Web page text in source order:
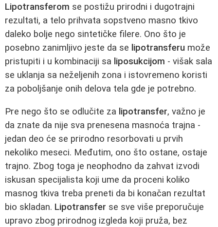
Lipotransferom se postižu prirodni i dugotrajni
rezultati, a telo prihvata sopstveno masno tkivo
daleko bolje nego sintetičke filere. Ono što je
posebno zanimljivo jeste da se lipotransferu može
pristupiti i u kombinaciji sa liposukcijom - višak sala
se uklanja sa neželjenih zona i istovremeno koristi
za poboljšanje onih delova tela gde je potrebno.
Pre nego što se odlučite za lipotransfer, važno je
da znate da nije sva prenesena masnoća trajna -
jedan deo će se prirodno resorbovati u prvih
nekoliko meseci. Međutim, ono što ostane, ostaje
trajno. Zbog toga je neophodno da zahvat izvodi
iskusan specijalista koji ume da proceni koliko
masnog tkiva treba preneti da bi konačan rezultat
bio skladan. Lipotransfer se sve više preporučuje
upravo zbog prirodnog izgleda koji pruža, bez